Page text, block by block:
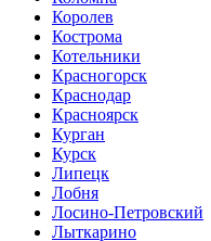
Королев
Кострома
Котельники
Красногорск
Краснодар
Красноярск
Курган
Курск
Липецк
Лобня
Лосино-Петровский
Лыткарино